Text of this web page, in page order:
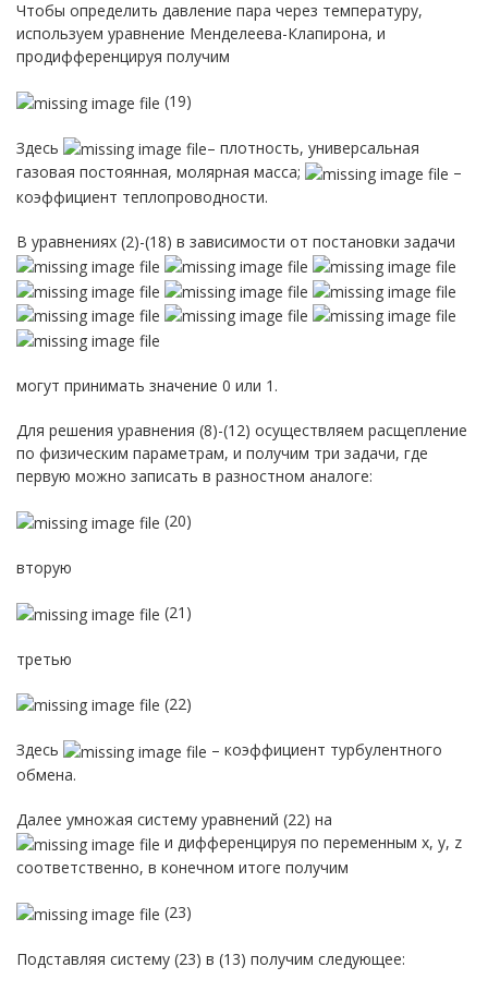
Чтобы определить давление пара через температуру,
используем уравнение Менделеева-Клапирона, и
продифференцируя получим
(19)
Здесь
– плотность, универсальная
газовая постоянная, молярная масса;
–
коэффициент теплопроводности.
В уравнениях (2)-(18) в зависимости от постановки задачи
могут принимать значение 0 или 1.
Для решения уравнения (8)-(12) осуществляем расщепление
по физическим параметрам, и получим три задачи, где
первую можно записать в разностном аналоге:
(20)
вторую
(21)
третью
(22)
Здесь
– коэффициент турбулентного
обмена.
Далее умножая систему уравнений (22) на
и дифференцируя по переменным x, y, z
соответственно, в конечном итоге получим
(23)
Подставляя систему (23) в (13) получим следующее: